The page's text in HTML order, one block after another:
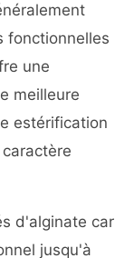
fonctionnelles
une
meilleure
estérification
d'alginate car
jusqu'à